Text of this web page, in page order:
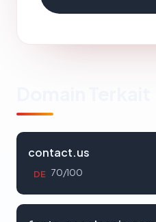
contact.us
DE 70/100